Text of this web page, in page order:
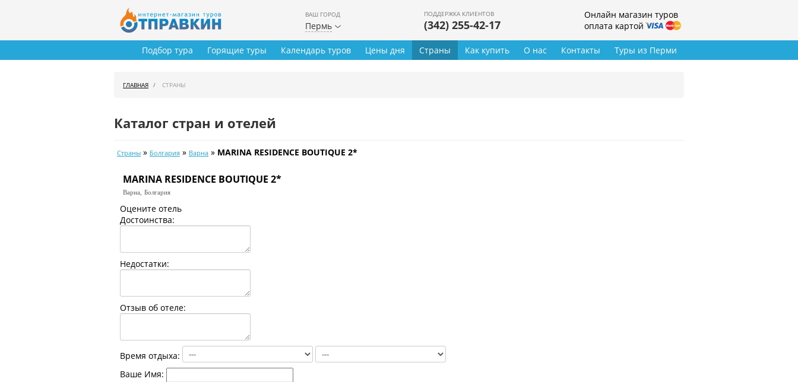
ВАШ ГОРОД
Пермь
ПОДДЕРЖКА КЛИЕНТОВ
(342) 255-42-17
Онлайн магазин туров
оплата картой
Туры из Перми
Подбор тура Горящие туры Календарь туров Цены дня Страны Как купить О нас Контакты
ГЛАВНАЯ СТРАНЫ
Каталог стран и отелей
Страны » Болгария » Варна » MARINA RESIDENCE BOUTIQUE 2*
MARINA RESIDENCE BOUTIQUE 2*
Варна, Болгария
Оцените отель
Достоинства:
Недостатки:
Отзыв об отеле:
Время отдыха:
Ваше Имя: